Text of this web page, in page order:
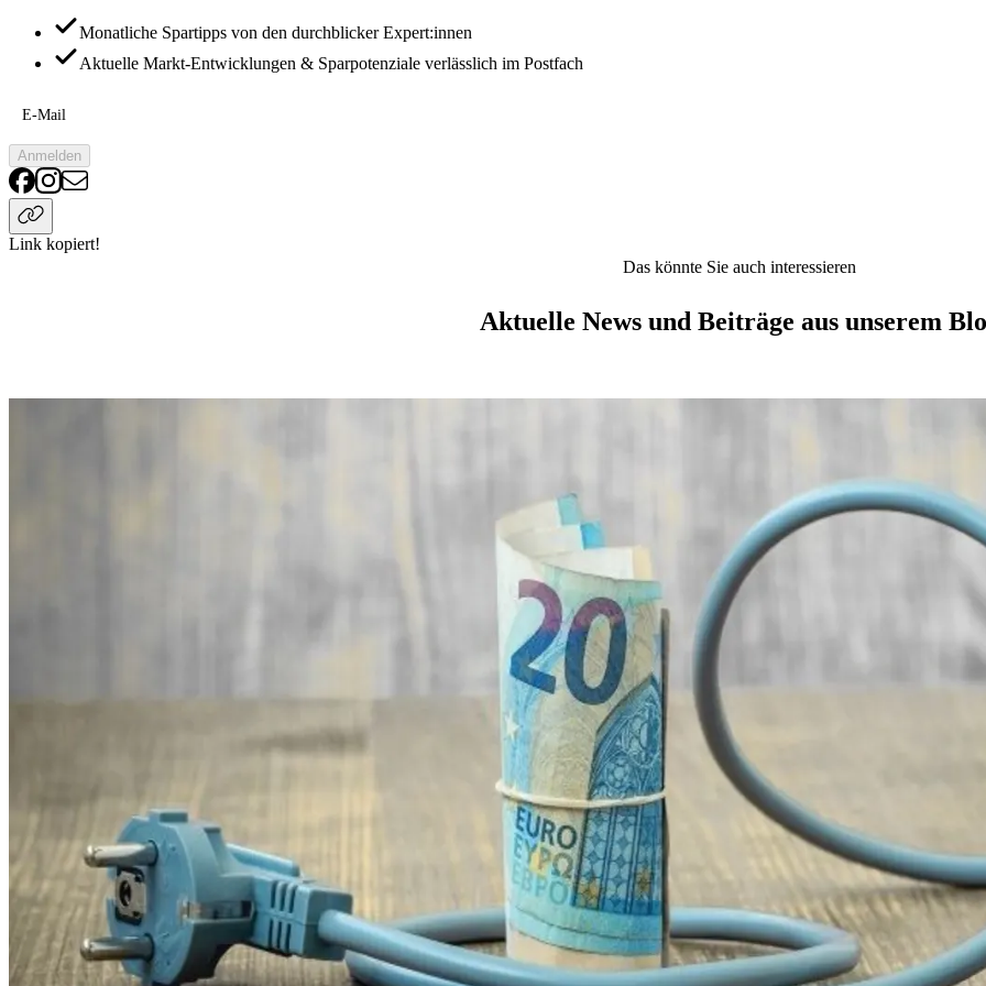
Monatliche Spartipps von den durchblicker Expert:innen
Aktuelle Markt-Entwicklungen & Sparpotenziale verlässlich im Postfach
E-Mail
Anmelden
Link kopiert!
Das könnte Sie auch interessieren
Aktuelle News und Beiträge aus unserem